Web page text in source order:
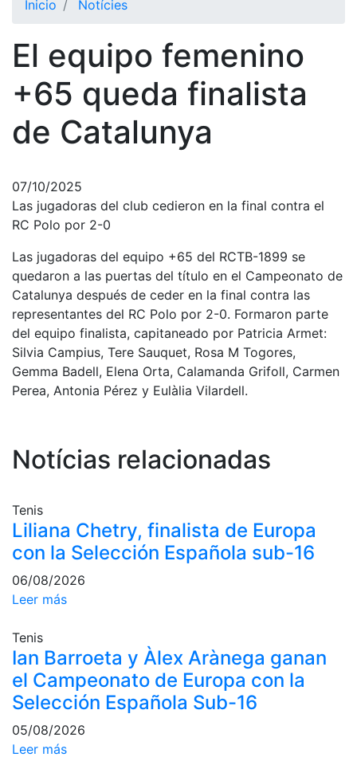
Historia
Nuestra
historia
Cronología
Presidentes
Organización
Junta
directiva
y comités
Estructura
ejecutiva
Fundación
Servicios
Instalaciones
Trabaja con
Área deportiva
Tenis
Escuela de
tenis
equipos
Leyendas
Jugadores
profesionales
Competiciones
Inicio Notícies
El equipo femenino
+65 queda finalista
de Catalunya
07/10/2025
Las jugadoras del club cedieron en la final contra el
RC Polo por 2-0
Las jugadoras del equipo +65 del RCTB-1899 se
quedaron a las puertas del título en el Campeonato de
Catalunya después de ceder en la final contra las
representantes del RC Polo por 2-0. Formaron parte
del equipo finalista, capitaneado por Patricia Armet:
Silvia Campius, Tere Sauquet, Rosa M Togores,
Gemma Badell, Elena Orta, Calamanda Grifoll, Carmen
Perea, Antonia Pérez y Eulàlia Vilardell.
Notícias relacionadas
Tenis
Liliana Chetry, finalista de Europa
con la Selección Española sub-16
06/08/2026
Leer más
Tenis
Ian Barroeta y Àlex Arànega ganan
el Campeonato de Europa con la
Selección Española Sub-16
05/08/2026
Leer más